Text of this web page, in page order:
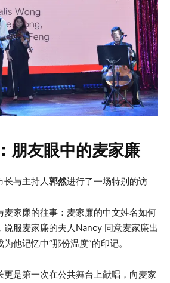
朋友眼中的麦家廉
长与主持人郭然进行了一场特别的访
麦家廉的往事：麦家廉的中文姓名如何
说服麦家廉的夫人Nancy 同意麦家廉出
他记忆中“那份温度”的印记。
更是第一次在公共舞台上献唱，向麦家